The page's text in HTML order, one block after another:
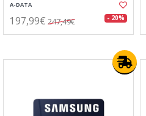
A-DATA
197,99€ 247,49€ - 20%